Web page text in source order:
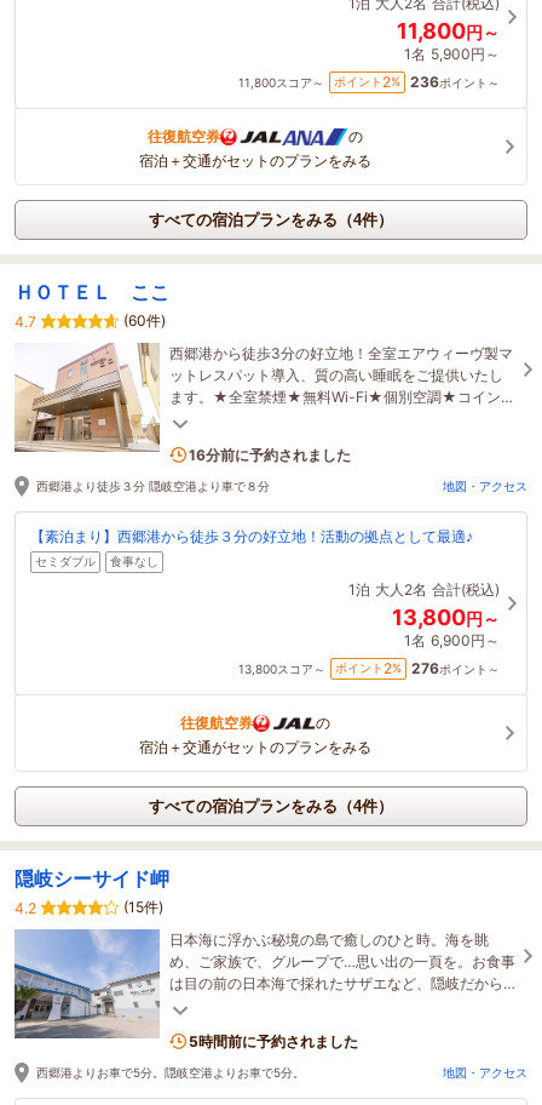
11,800円～
1名 5,900円～
11,800スコア～ ポイント 2% 236ポイント～
往復航空券
の
宿泊＋交通がセットのプランをみる
すべての宿泊プランをみる（4件）
ＨＯＴＥＬ ここ
4.7
(60件)
西郷港から徒歩3分の好立地！全室エアウィーヴ製マ
ットレスパット導入、質の高い睡眠をご提供いたし
ます。★全室禁煙★無料Wi-Fi★個別空調★コインラ
ンドリー★活動の拠点としてピッタリ！
1名がこの宿を見ています
16分前に予約されました
西郷港より徒歩３分 隠岐空港より車で８分 地図・アクセス
【素泊まり】西郷港から徒歩３分の好立地！活動の拠点として最適♪
セミダブル 食事なし
1泊 大人2名 合計(税込)
13,800円～
1名 6,900円～
13,800スコア～ ポイント 2% 276ポイント～
往復航空券
の
宿泊＋交通がセットのプランをみる
すべての宿泊プランをみる（4件）
隠岐シーサイド岬
4.2
(15件)
日本海に浮かぶ秘境の島で癒しのひと時。海を眺
め、ご家族で、グループで…思い出の一頁を。お食事
は目の前の日本海で採れたサザエなど、隠岐だから
こそ味わえる海の幸をご用意。
5時間前に予約されました
西郷港よりお車で5分。隠岐空港よりお車で5分。 地図・アクセス